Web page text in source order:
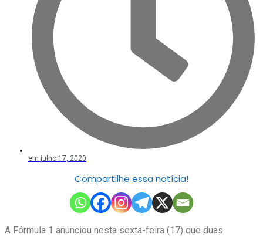
em julho 17, 2020
Compartilhe essa notícia!
A Fórmula 1 anunciou nesta sexta-feira (17) que duas